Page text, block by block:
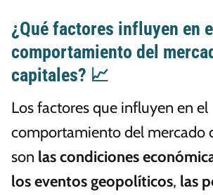
¿Qué factores influyen en el
comportamiento del
capitales? 📈
Los factores que influyen en el
comportamiento del mercado
son las condiciones
los eventos geopolíticos, las